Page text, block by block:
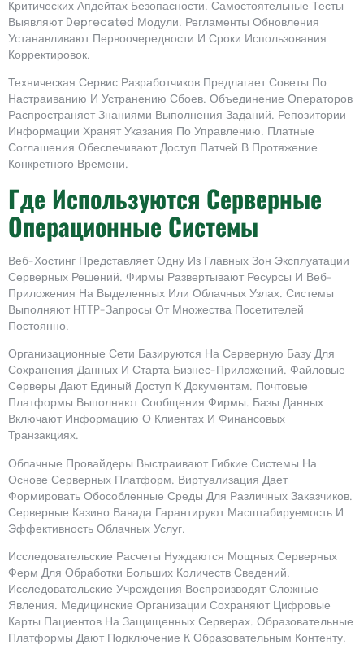
Критических Апдейтах Безопасности. Самостоятельные Тесты
Выявляют Deprecated Модули. Регламенты Обновления
Устанавливают Первоочередности И Сроки Использования
Корректировок.
Техническая Сервис Разработчиков Предлагает Советы По
Настраиванию И Устранению Сбоев. Объединение Операторов
Распространяет Знаниями Выполнения Заданий. Репозитории
Информации Хранят Указания По Управлению. Платные
Соглашения Обеспечивают Доступ Патчей В Протяжение
Конкретного Времени.
Где Используются Серверные
Операционные Системы
Веб-Хостинг Представляет Одну Из Главных Зон Эксплуатации
Серверных Решений. Фирмы Развертывают Ресурсы И Веб-
Приложения На Выделенных Или Облачных Узлах. Системы
Выполняют HTTP-Запросы От Множества Посетителей
Постоянно.
Организационные Сети Базируются На Серверную Базу Для
Сохранения Данных И Старта Бизнес-Приложений. Файловые
Серверы Дают Единый Доступ К Документам. Почтовые
Платформы Выполняют Сообщения Фирмы. Базы Данных
Включают Информацию О Клиентах И Финансовых
Транзакциях.
Облачные Провайдеры Выстраивают Гибкие Системы На
Основе Серверных Платформ. Виртуализация Дает
Формировать Обособленные Среды Для Различных Заказчиков.
Серверные Казино Вавада Гарантируют Масштабируемость И
Эффективность Облачных Услуг.
Исследовательские Расчеты Нуждаются Мощных Серверных
Ферм Для Обработки Больших Количеств Сведений.
Исследовательские Учреждения Воспроизводят Сложные
Явления. Медицинские Организации Сохраняют Цифровые
Карты Пациентов На Защищенных Серверах. Образовательные
Платформы Дают Подключение К Образовательным Контенту.